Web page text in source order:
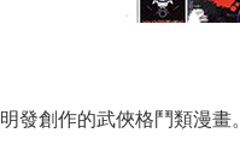
發創作的武俠格鬥類漫畫。